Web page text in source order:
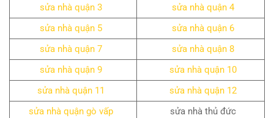
sửa nhà quận 3
sửa nhà quận 4
sửa nhà quận 5
sửa nhà quận 6
sửa nhà quận 7
sửa nhà quận 8
sửa nhà quận 9
sửa nhà quận 10
sửa nhà quận 11
sửa nhà quận 12
sửa nhà quận gò vấp
sửa nhà thủ đức